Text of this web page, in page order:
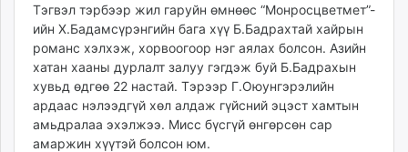
tac.mn
paparazzi.mn
unread.today
Тэгвэл тэрбээр жил гаруйн өмнөөс “Монросцветмет”-
ийн Х.Бадамсүрэнгийн бага хүү Б.Бадрахтай хайрын
романс хэлхэж, хорвоогоор нэг аялах болсон. Азийн
хатан хааны дурлалт залуу гэгдэж буй Б.Бадрахын
хувьд өдгөө 22 настай. Тэрээр Г.Оюунгэрэлийн
ардаас нэлээдгүй хөл алдаж гүйсний эцэст хамтын
амьдралаа эхэлжээ. Мисс бүсгүй өнгөрсөн сар
амаржин хүүтэй болсон юм.